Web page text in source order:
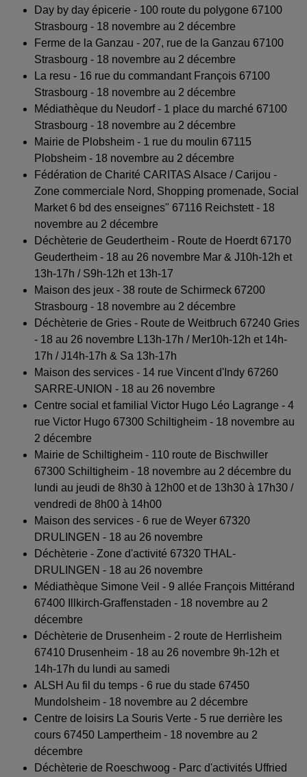
Day by day épicerie - 100 route du polygone 67100
Strasbourg - 18 novembre au 2 décembre
Ferme de la Ganzau - 207, rue de la Ganzau 67100
Strasbourg - 18 novembre au 2 décembre
La resu - 16 rue du commandant François 67100
Strasbourg - 18 novembre au 2 décembre
Médiathèque du Neudorf - 1 place du marché 67100
Strasbourg - 18 novembre au 2 décembre
Mairie de Plobsheim - 1 rue du moulin 67115
Plobsheim - 18 novembre au 2 décembre
Fédération de Charité CARITAS Alsace / Carijou -
Zone commerciale Nord, Shopping promenade, Social
Market 6 bd des enseignes" 67116 Reichstett - 18
novembre au 2 décembre
Déchèterie de Geudertheim - Route de Hoerdt 67170
Geudertheim - 18 au 26 novembre Mar & J10h-12h et
13h-17h / S9h-12h et 13h-17
Maison des jeux - 38 route de Schirmeck 67200
Strasbourg - 18 novembre au 2 décembre
Déchèterie de Gries - Route de Weitbruch 67240 Gries
- 18 au 26 novembre L13h-17h / Mer10h-12h et 14h-
17h / J14h-17h & Sa 13h-17h
Maison des services - 14 rue Vincent d'Indy 67260
SARRE-UNION - 18 au 26 novembre
Centre social et familial Victor Hugo Léo Lagrange - 4
rue Victor Hugo 67300 Schiltigheim - 18 novembre au
2 décembre
Mairie de Schiltigheim - 110 route de Bischwiller
67300 Schiltigheim - 18 novembre au 2 décembre du
lundi au jeudi de 8h30 à 12h00 et de 13h30 à 17h30 /
vendredi de 8h00 à 14h00
Maison des services - 6 rue de Weyer 67320
DRULINGEN - 18 au 26 novembre
Déchèterie - Zone d'activité 67320 THAL-
DRULINGEN - 18 au 26 novembre
Médiathèque Simone Veil - 9 allée François Mittérand
67400 Illkirch-Graffenstaden - 18 novembre au 2
décembre
Déchèterie de Drusenheim - 2 route de Herrlisheim
67410 Drusenheim - 18 au 26 novembre 9h-12h et
14h-17h du lundi au samedi
ALSH Au fil du temps - 6 rue du stade 67450
Mundolsheim - 18 novembre au 2 décembre
Centre de loisirs La Souris Verte - 5 rue derrière les
cours 67450 Lampertheim - 18 novembre au 2
décembre
Déchèterie de Roeschwoog - Parc d'activités Uffried